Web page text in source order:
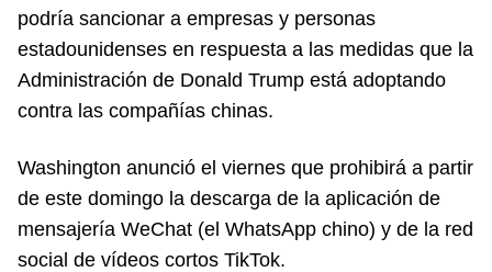
podría sancionar a empresas y personas
estadounidenses en respuesta a las medidas que la
Administración de Donald Trump está adoptando
contra las compañías chinas.
Washington anunció el viernes que prohibirá a partir
de este domingo la descarga de la aplicación de
mensajería WeChat (el WhatsApp chino) y de la red
social de vídeos cortos TikTok.